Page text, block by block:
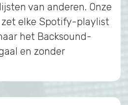
van anderen. Onze
zet elke Spotify-playlist
het Backsound-
en zonder